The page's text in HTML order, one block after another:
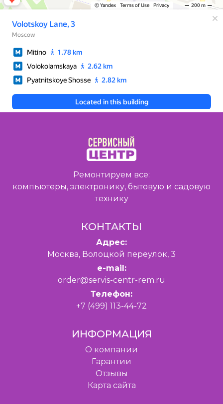
Ремонтируем все:
компьютеры, электронику, бытовую и садовую
технику
КОНТАКТЫ
Адрес:
Москва, Волоцкой переулок, 3
e-mail:
order@servis-centr-rem.ru
Телефон:
+7 (499) 113-44-72
ИНФОРМАЦИЯ
O компании
Гарантии
Отзывы
Карта сайта